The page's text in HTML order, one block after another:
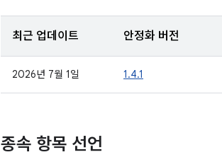
최근 업데이트 안정화 버전
2026년 7월 1일 1.4.1
종속 항목 선언